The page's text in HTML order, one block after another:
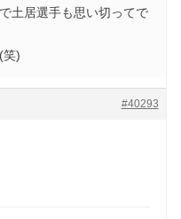
土居選手も思い切ってで
笑)
#40293